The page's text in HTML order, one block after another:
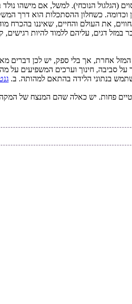
(הגלגול הנוכחי). למשל, אם מישהו
כשחלון ההסתכלות הוא דרך
את העולם והחיים, שאיננו
דגים, עליהם ללמוד להיות רגישים,
אחרת, אך בלי ספק, יש לכן דברים
סביבה, חינוך וערכים המשפיעים
בנתוני הלידה בהתאם למהותה. ב.
פחות. יש כאלה שהם המנצח של